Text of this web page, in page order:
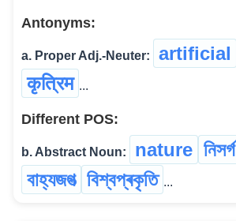
Antonyms:
a. Proper Adj.-Neuter: artificial
कृत्रिम ...
Different POS:
b. Abstract Noun: nature নিসৰ্গ
বাহ্যজগত্‍ বিশ্বপ্ৰকৃতি ...